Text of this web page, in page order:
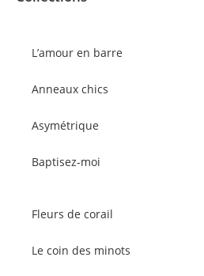
L’amour en barre
Anneaux chics
Asymétrique
Baptisez-moi
Fleurs de corail
Le coin des minots